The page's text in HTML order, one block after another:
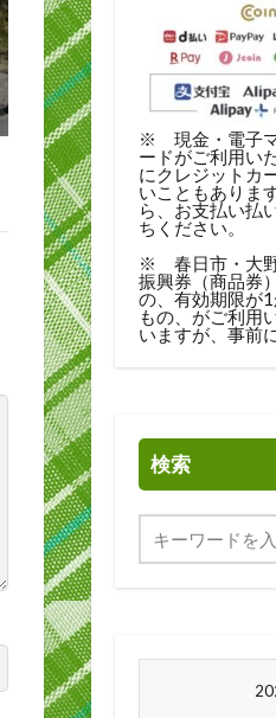
※ 現金・電子マ
ードがご利用い
にクレジットカ
いこともありま
ら、お支払い払
ちください。
※ 春日市・大
振興券（商品券
の、有効期限が
もの、がご利用
いますが、事前
検索